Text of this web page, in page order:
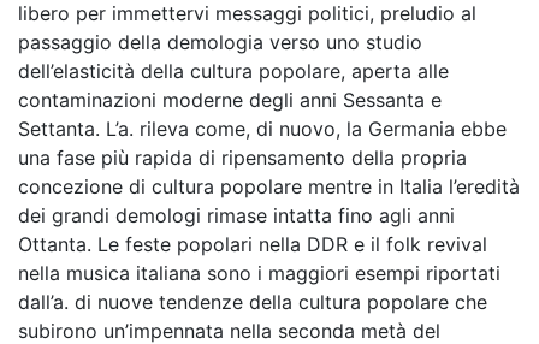
libero per immettervi messaggi politici, preludio al
passaggio della demologia verso uno studio
dell’elasticità della cultura popolare, aperta alle
contaminazioni moderne degli anni Sessanta e
Settanta. L’a. rileva come, di nuovo, la Germania ebbe
una fase più rapida di ripensamento della propria
concezione di cultura popolare mentre in Italia l’eredità
dei grandi demologi rimase intatta fino agli anni
Ottanta. Le feste popolari nella DDR e il folk revival
nella musica italiana sono i maggiori esempi riportati
dall’a. di nuove tendenze della cultura popolare che
subirono un’impennata nella seconda metà del